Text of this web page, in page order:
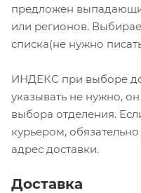
предложен
или регионов.
списка(не нужно
ИНДЕКС при выборе
указывать не нужно,
выбора отделения.
курьером,
адрес доставки.
Доставка